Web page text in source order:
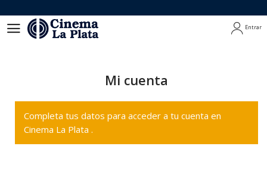
Entrar
Mi cuenta
Completa tus datos para acceder a tu cuenta en
Cinema La Plata .